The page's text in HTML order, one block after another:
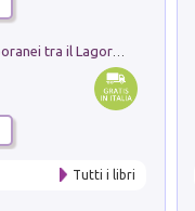
Pastori. Sguardi contemporanei tra il Lagorai e la pianura. Ediz. illustrata
Tutti i libri